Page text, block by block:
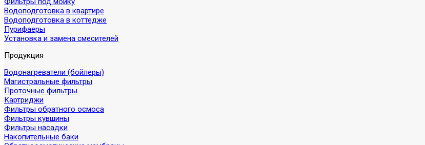
Водоподготовка в квартире
Водоподготовка в коттедже
Пурифаеры
Установка и замена смесителей
Продукция
Водонагреватели (бойлеры)
Магистральные фильтры
Проточные фильтры
Картриджи
Фильтры обратного осмоса
Фильтры кувшины
Фильтры насадки
Накопительные баки